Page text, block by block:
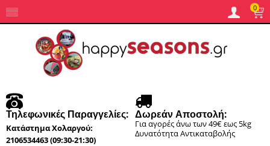
0
Τηλεφωνικές Παραγγελίες:
Κατάστημα Χολαργού:
2106534463 (09:30-21:30)
Δωρεάν Αποστολή:
Για αγορές άνω των 49€ εως 5kg
Δυνατότητα Αντικαταβολής